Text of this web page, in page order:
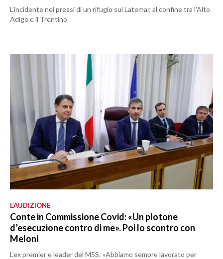
L’incidente nei pressi di un rifugio sul Latemar, al confine tra l'Alto
Adige e il Trentino
L’AUDIZIONE
Conte in Commissione Covid: «Un plotone
d’esecuzione contro di me». Poi lo scontro con
Meloni
L’ex premier e leader del M5S: «Abbiamo sempre lavorato per